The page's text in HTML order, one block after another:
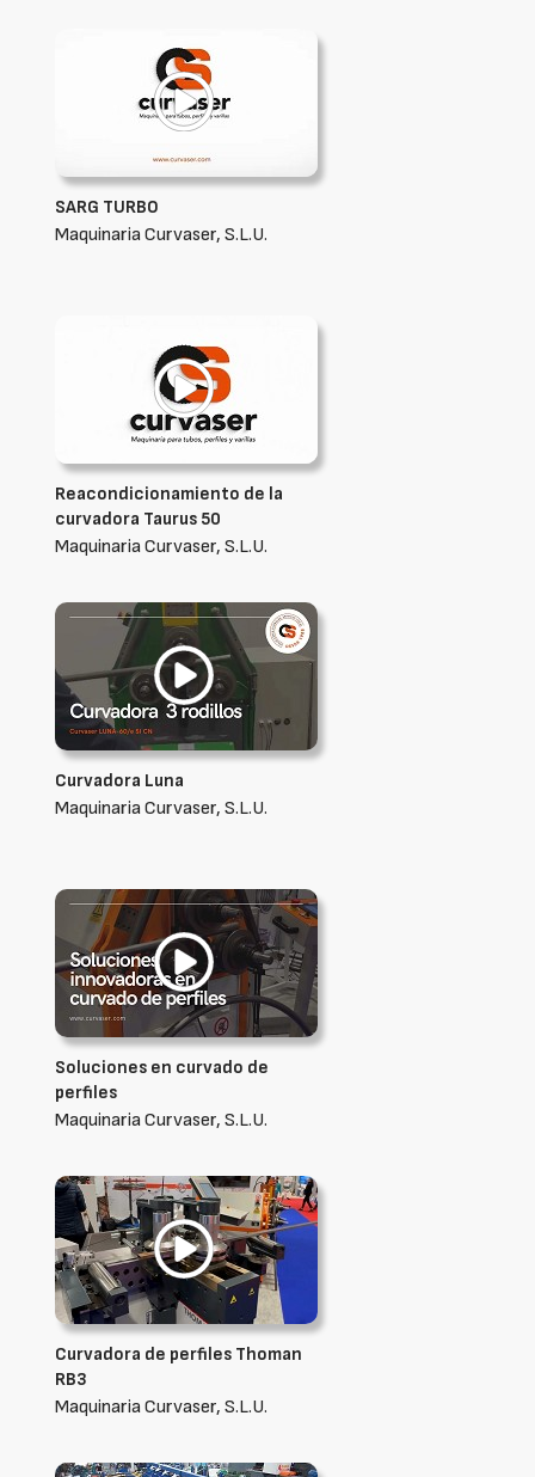
SARG TURBO
Maquinaria Curvaser, S.L.U.
Reacondicionamiento de la
curvadora Taurus 50
Maquinaria Curvaser, S.L.U.
Curvadora Luna
Maquinaria Curvaser, S.L.U.
Soluciones en curvado de
perfiles
Maquinaria Curvaser, S.L.U.
Curvadora de perfiles Thoman
RB3
Maquinaria Curvaser, S.L.U.